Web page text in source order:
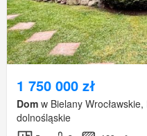
1 750 000 zł
Dom w Bielany
dolnośląskie